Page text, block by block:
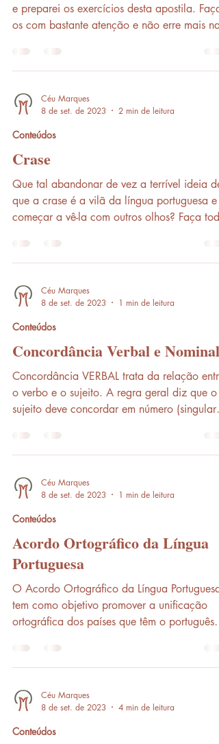
e preparei os exercícios desta apostila. Faça-
os com bastante atenção e não erre mais
Céu Marques
8 de set. de 2023
2 min de leitura
Conteúdos
Crase
Que tal abandonar de vez a terrível ideia de
que a crase é a vilã da língua portuguesa e
começar a vê-la com outros olhos? Faça
Céu Marques
8 de set. de 2023
1 min de leitura
Conteúdos
Concordância Verbal e Nominal
Concordância VERBAL trata da relação entre
o verbo e o sujeito. A regra geral diz que o
sujeito deve concordar em número (singular
Céu Marques
8 de set. de 2023
1 min de leitura
Conteúdos
Acordo Ortográfico da Língua
Portuguesa
O Acordo Ortográfico da Língua Portuguesa
tem como objetivo promover a unificação
ortográfica dos países que têm o português
Céu Marques
8 de set. de 2023
4 min de leitura
Conteúdos